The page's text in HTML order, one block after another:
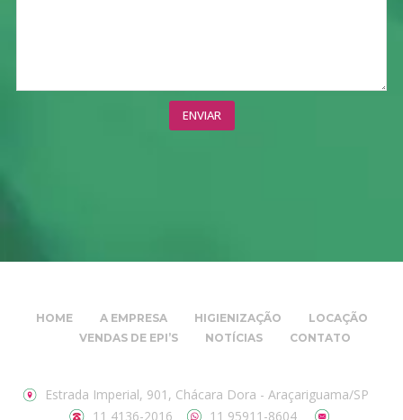
HOME A EMPRESA HIGIENIZAÇÃO
LOCAÇÃO
VENDAS DE EPI’S
NOTÍCIAS CONTATO
Estrada Imperial, 901, Chácara Dora - Araçariguama/SP
11 4136-2016
11 95911-8604